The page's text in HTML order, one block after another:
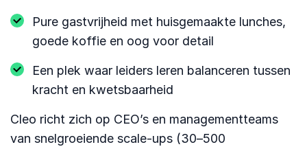
Pure gastvrijheid met huisgemaakte lunches,
goede koffie en oog voor detail
Een plek waar leiders leren balanceren tussen
kracht en kwetsbaarheid
Cleo richt zich op CEO’s en managementteams
van snelgroeiende scale-ups (30–500